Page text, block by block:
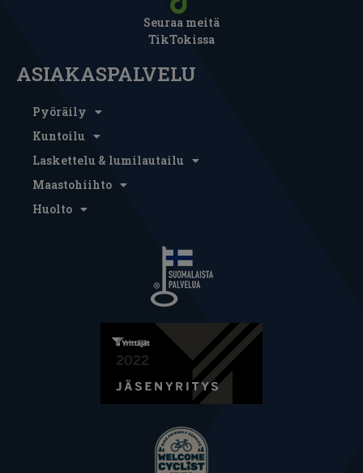
Seuraa meitä
TikTokissa
ASIAKASPALVELU
Pyöräily
Kuntoilu
Laskettelu & lumilautailu
Maastohiihto
Huolto